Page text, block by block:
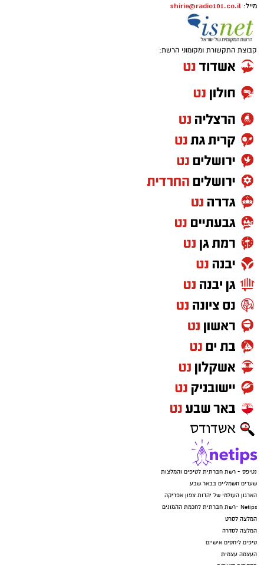
מייל: shirie@radio101.co.il
קבוצת התקשורת ומקומוני הרשת:
נטיפס - רשת חברתית לטיפים והמלצות
שערים חשמליים בבאר שבע
הארגון העולמי של יהדות צפון אפריקה
Netips -רשת חברתית לחכמת ההמונים
המלצה לסרט
המלצה לסדרה
טיפים ליחסים אישיים
העצמה עצמית